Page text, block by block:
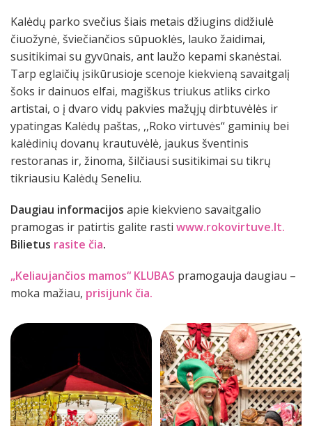
Kalėdų parko svečius šiais metais džiugins didžiulė
čiuožynė, šviečiančios sūpuoklės, lauko žaidimai,
susitikimai su gyvūnais, ant laužo kepami skanėstai.
Tarp eglaičių įsikūrusioje scenoje kiekvieną savaitgalį
šoks ir dainuos elfai, magiškus triukus atliks cirko
artistai, o į dvaro vidų pakvies mažųjų dirbtuvėlės ir
ypatingas Kalėdų paštas, ,,Roko virtuvės“ gaminių bei
kalėdinių dovanų krautuvėlė, jaukus šventinis
restoranas ir, žinoma, šilčiausi susitikimai su tikrų
tikriausiu Kalėdų Seneliu.
Daugiau informacijos apie kiekvieno savaitgalio
pramogas ir patirtis galite rasti www.rokovirtuve.lt.
Bilietus rasite čia.
„Keliaujančios mamos“ KLUBAS pramogauja daugiau –
moka mažiau, prisijunk čia.